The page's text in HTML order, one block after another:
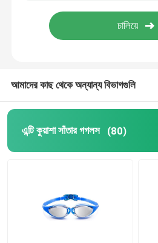
ডাইভিং সুইম ফিনস
এন্টি কুয়াশা লেন্স
অ্যান্টি ফগ ডাইভিং গগলস
আমাদের কাছ থেকে অন্যান্য বিভাগগুলি
এন্টি কুয়াশা সাঁতার গগলস (80)